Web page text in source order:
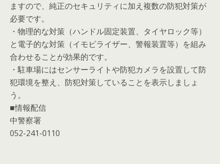
ますので、純正のセキュリティに加え複数の防犯対策が
必要です。
・物理的な対策（ハンドル固定装置、タイヤロック等）
と電子的な対策（イモビライザー、警報装置等）を組み
合わせることが効果的です。
・駐車場にはセンサーライトや防犯カメラを設置して防
犯環境を整え、防犯対策していることを表示しましょ
う。
■情報配信
中警察署
052-241-0110